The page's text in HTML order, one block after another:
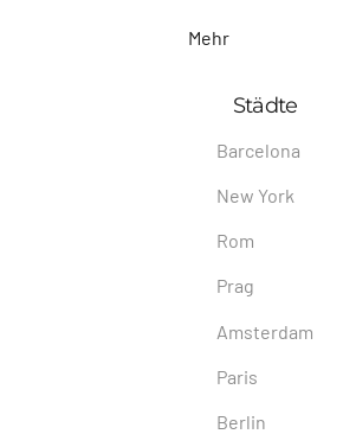
Mehr
Städte
Barcelona
New York
Rom
Prag
Amsterdam
Paris
Berlin